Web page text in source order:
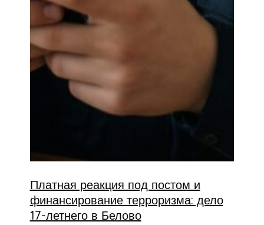
Платная реакция под постом и
финансирование терроризма: дело
17-летнего в Белово